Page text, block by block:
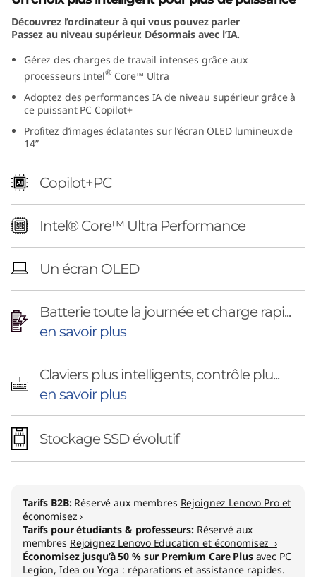
n
Découvrez l’ordinateur à qui vous pouvez parler
Passez au niveau supérieur. Désormais avec l’IA.
Gérez des charges de travail intenses grâce aux
processeurs Intel® Core™ Ultra
Adoptez des performances IA de niveau supérieur grâce à
ce puissant PC Copilot+
Profitez d’images éclatantes sur l’écran OLED lumineux de
14”
Copilot+PC
Intel® Core™ Ultra Performance
Un écran OLED
Batterie toute la journée et charge rapi...
en savoir plus
Claviers plus intelligents, contrôle plu...
en savoir plus
Stockage SSD évolutif
Tarifs B2B: Réservé aux membres Rejoignez Lenovo Pro et
économisez ›
Tarifs pour étudiants & professeurs: Réservé aux
membres Rejoignez Lenovo Education et économisez ›
Économisez jusqu’à 50 % sur Premium Care Plusavec PC
Legion, Idea ou Yoga : réparations et assistance rapides.